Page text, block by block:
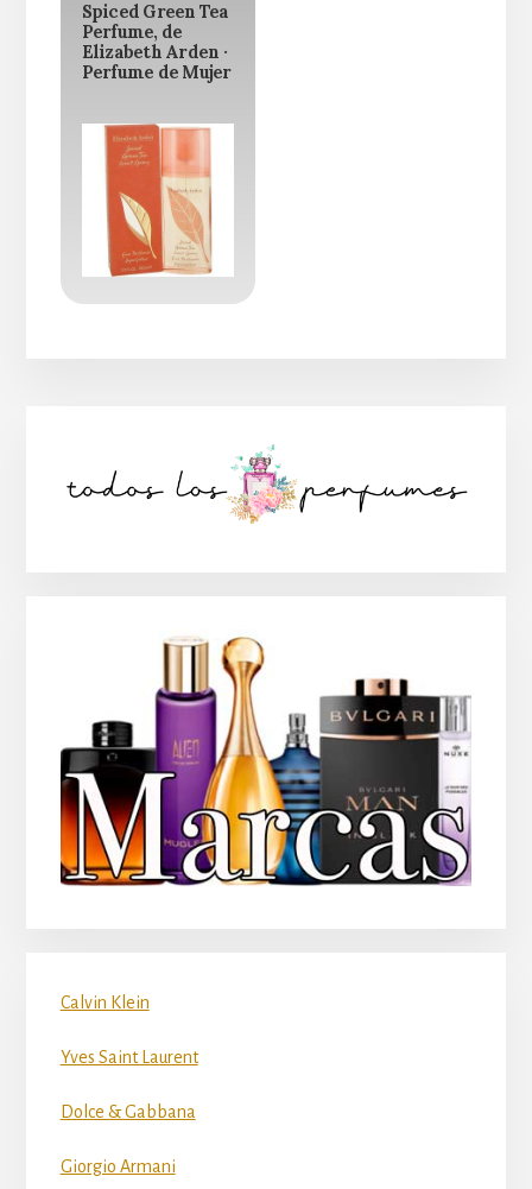
Spiced Green Tea
Perfume, de
Elizabeth Arden ·
Perfume de Mujer
lateral
Calvin Klein
Yves Saint Laurent
Dolce & Gabbana
Giorgio Armani